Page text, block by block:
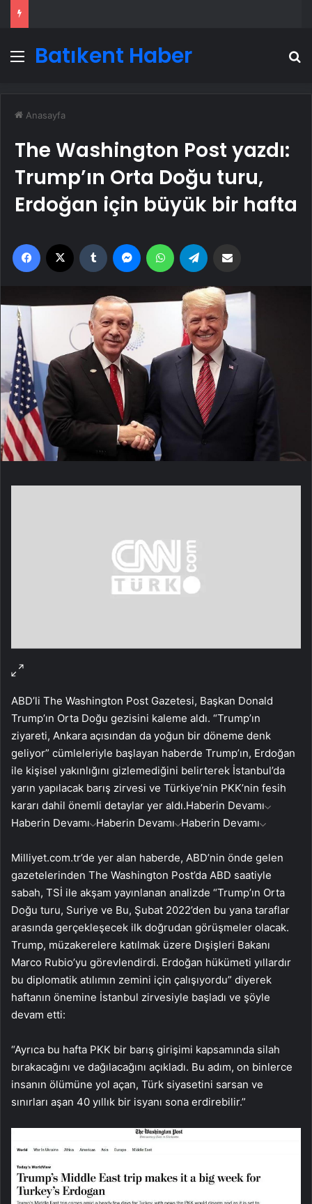
Menü
Batıkent Haber
Anasayfa
The Washington Post yazdı:
Trump’ın Orta Doğu turu,
Erdoğan için büyük bir hafta
Facebook Tumblr MessengerWhatsApp
ABD’li The Washington Post Gazetesi, Başkan Donald
Trump’ın Orta Doğu gezisini kaleme aldı. “Trump’ın
ziyareti, Ankara açısından da yoğun bir döneme denk
geliyor” cümleleriyle başlayan haberde Trump’ın, Erdoğan
ile kişisel yakınlığını gizlemediğini belirterek İstanbul’da
yarın yapılacak barış zirvesi ve Türkiye’nin PKK’nin fesih
kararı dahil önemli detaylar yer aldı.Haberin Devamı
Haberin Devamı Haberin Devamı Haberin Devamı
Milliyet.com.tr’de yer alan haberde, ABD’nin önde gelen
gazetelerinden The Washington Post’da ABD saatiyle
sabah, TSİ ile akşam yayınlanan analizde “Trump’ın Orta
Doğu turu, Suriye ve Bu, Şubat 2022’den bu yana taraflar
arasında gerçekleşecek ilk doğrudan görüşmeler olacak.
Trump, müzakerelere katılmak üzere Dışişleri Bakanı
Marco Rubio’yu görevlendirdi. Erdoğan hükümeti yıllardır
bu diplomatik atılımın zemini için çalışıyordu” diyerek
haftanın önemine İstanbul zirvesiyle başladı ve şöyle
devam etti:
“Ayrıca bu hafta PKK bir barış girişimi kapsamında silah
bırakacağını ve dağılacağını açıkladı. Bu adım, on binlerce
insanın ölümüne yol açan, Türk siyasetini sarsan ve
sınırları aşan 40 yıllık bir isyanı sona erdirebilir.”